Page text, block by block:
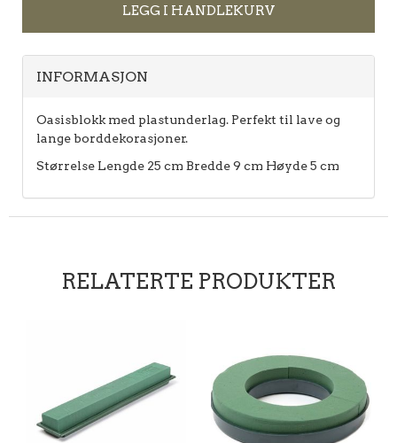
LEGG I HANDLEKURV
INFORMASJON
Oasisblokk med plastunderlag. Perfekt til lave og
lange borddekorasjoner.
Størrelse Lengde 25 cm Bredde 9 cm Høyde 5 cm
RELATERTE PRODUKTER